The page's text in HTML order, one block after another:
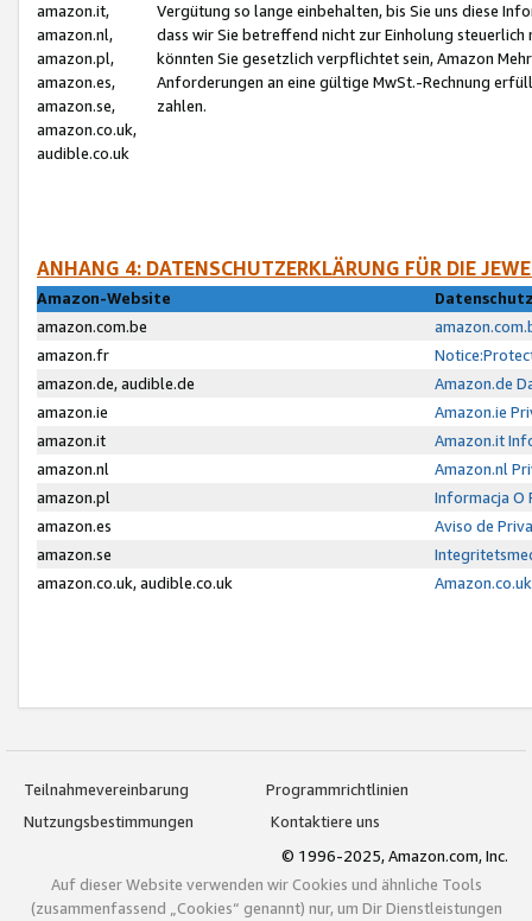
amazon.it,
amazon.nl,
amazon.pl,
amazon.es,
amazon.se,
amazon.co.uk,
audible.co.uk
Vergütung so lange einbehalten, bis Sie uns diese
dass wir Sie betreffend nicht zur Einholung
könnten Sie gesetzlich verpflichtet sein, Amazon
Anforderungen an eine gültige MwSt.-Rechnung
zahlen.
ANHANG 4: DATENSCHUTZERKLÄRUNG FÜR DIE
Amazon-Website
amazon.com.be
amazon.fr
amazon.de, audible.de
Amazon.de
amazon.ie
Amazon.ie
amazon.it
Amazon.it
amazon.nl
Amazon.nl
amazon.pl
Informacja O
amazon.es
Aviso de
amazon.se
amazon.co.uk, audible.co.uk
Teilnahmevereinbarung
Programmrichtlinien
Nutzungsbestimmungen
Kontaktiere uns
© 1996-2025, Amazon.com, Inc.
Auf dieser Website verwenden wir Cookies und ähnliche Tools
(zusammenfassend „Cookies“ genannt) nur, um Dir Dienstleistungen